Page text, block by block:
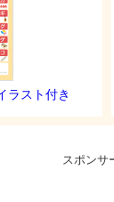
ラスト付き
スポンサ